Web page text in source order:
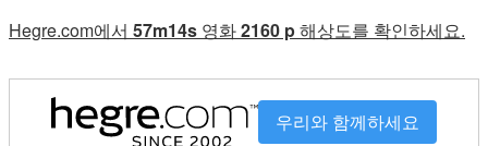
Hegre.com에서 57m14s 영화2160 p해상도를 확인하세요.
우리와 함께하세요